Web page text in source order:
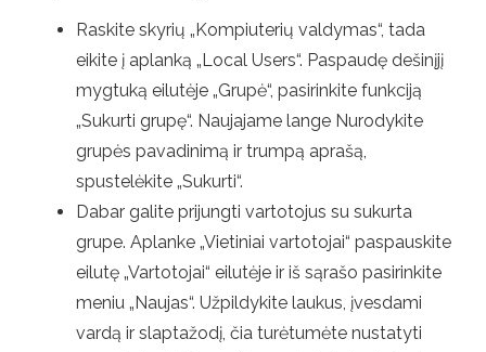
Raskite skyrių „Kompiuterių valdymas“, tada
eikite į aplanką „Local Users“. Paspaudę dešinįjį
mygtuką eilutėje „Grupė“, pasirinkite funkciją
„Sukurti grupę“. Naujajame lange Nurodykite
grupės pavadinimą ir trumpą aprašą,
spustelėkite „Sukurti“.
Dabar galite prijungti vartotojus su sukurta
grupe. Aplanke „Vietiniai vartotojai“ paspauskite
eilutę „Vartotojai“ eilutėje ir iš sąrašo pasirinkite
meniu „Naujas“. Užpildykite laukus, įvesdami
vardą ir slaptažodį, čia turėtumėte nustatyti